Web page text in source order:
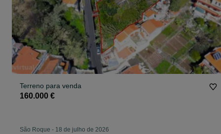
Terreno para venda
160.000 €
São Roque - 18 de julho de 2026